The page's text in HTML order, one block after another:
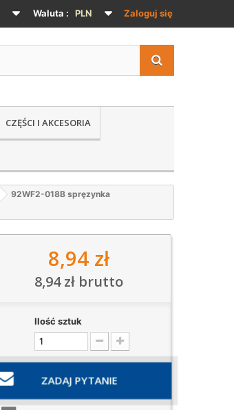
Zaloguj się
Waluta : PLN
CZĘŚCI I AKCESORIA
92WF2-018B spręzynka
8,94 zł
8,94 złbrutto
Ilość sztuk
ZADAJ PYTANIE